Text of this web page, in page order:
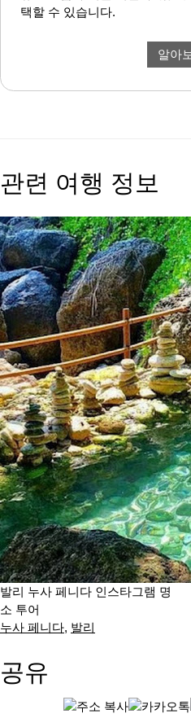
택할 수 있습니다.
알아
관련 여행 정보
발리 누사 페니다 인스타그램 명
소 투어
누사 페니다, 발리
공유